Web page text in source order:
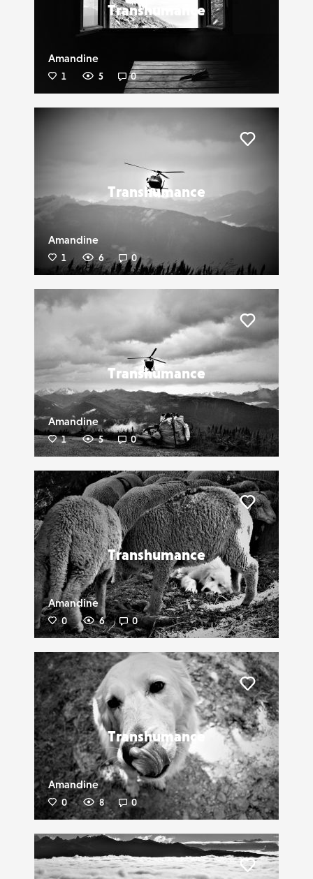
Transhumance
Amandine
1 5 0
Transhumance
Amandine
1 6 0
Transhumance
Amandine
1 5 0
Liker
Transhumance
Amandine
0 6 0
Liker
Transhumance
Amandine
0 8 0
Liker
Liker